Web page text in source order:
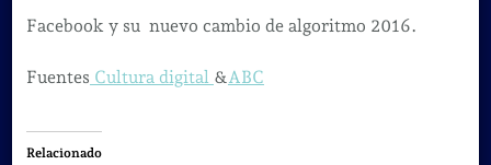
Facebook y su nuevo cambio de algoritmo 2016.
Fuentes Cultura digital &ABC
Relacionado